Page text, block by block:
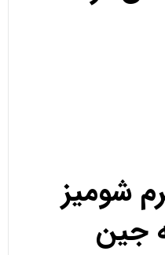
شومیز
جین